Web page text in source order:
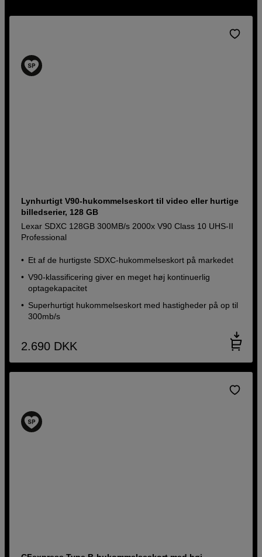
Lynhurtigt V90-hukommelseskort til video eller hurtige
billedserier, 128 GB
Lexar SDXC 128GB 300MB/s 2000x V90 Class 10 UHS-II
Professional
Et af de hurtigste SDXC-hukommelseskort på markedet
V90-klassificering giver en meget høj kontinuerlig
optagekapacitet
Superhurtigt hukommelseskort med hastigheder på op til
300mb/s
2.690 DKK